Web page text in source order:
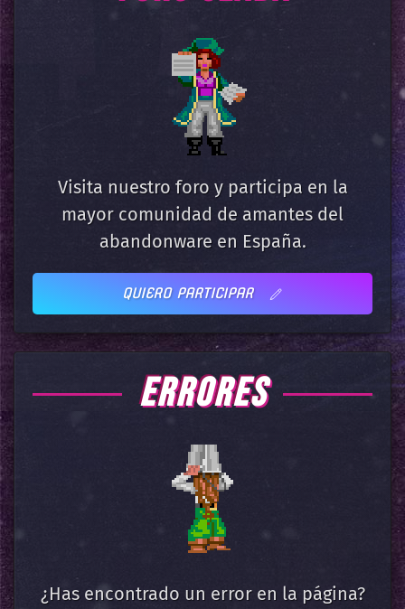
Visita nuestro foro y participa en la
mayor comunidad de amantes del
abandonware en España.
QUIERO PARTICIPAR
ERRORES
¿Has encontrado un error en la página?